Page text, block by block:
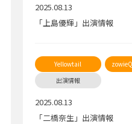
2025.08.13
「上島優輝」出演情報
2025.08.13
「二橋奈生」出演情報